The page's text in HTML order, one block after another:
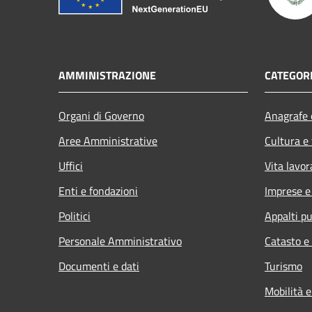
AMMINISTRAZIONE
Organi di Governo
Aree Amministrative
Uffici
Enti e fondazioni
Politici
Personale Amministrativo
Documenti e dati
Cultura
Vita
Imprese
Appalti
Catasto
Turismo
Mobilità